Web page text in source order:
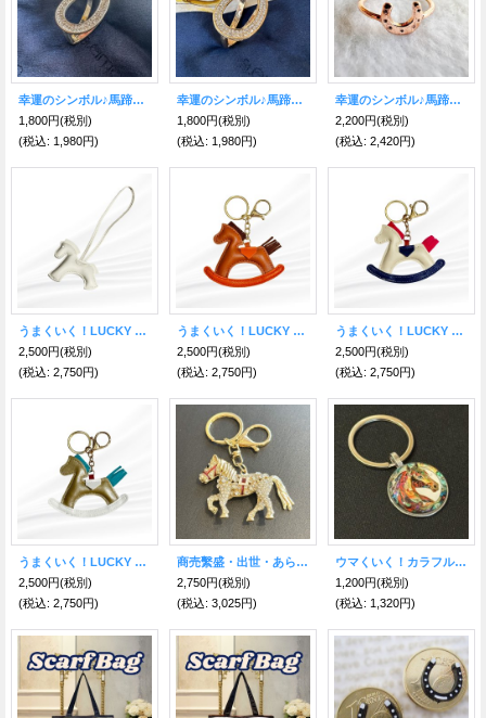
幸運のシンボル♪馬蹄（シルバー）スカーフリング
1,800円(税別)
(税込: 1,980円)
幸運のシンボル♪馬蹄（ゴールド）スカーフリング
1,800円(税別)
(税込: 1,980円)
幸運のシンボル♪馬蹄リング★ピンクゴールド
2,200円(税別)
(税込: 2,420円)
うまくいく！LUCKY Leather horse 様々な幸運をもたらす🐴チャーム WHITE
2,500円(税別)
(税込: 2,750円)
うまくいく！LUCKY HORSE 様々な幸運をもたらす🐎木馬キーホルダー ブラウン
2,500円(税別)
(税込: 2,750円)
うまくいく！LUCKY HORSE 様々な幸運をもたらす🐎木馬キーホルダー ホワイト
2,500円(税別)
(税込: 2,750円)
うまくいく！LUCKY HORSE 様々な幸運をもたらす🐎木馬キーホルダー ゴールド
2,500円(税別)
(税込: 2,750円)
商売繫盛・出世・あらゆる勝負事のお守り【馬】クリアジルコニアキーホルダー【2026年の干支】
2,750円(税別)
(税込: 3,025円)
ウマくいく！カラフル馬メダル型キーホルダー
1,200円(税別)
(税込: 1,320円)